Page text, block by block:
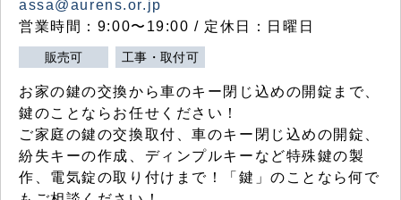
assa@aurens.or.jp
営業時間：9:00〜19:00 / 定休日：日曜日
販売可 工事・取付可
お家の鍵の交換から車のキー閉じ込めの開錠まで、
鍵のことならお任せください！
ご家庭の鍵の交換取付、車のキー閉じ込めの開錠、
紛失キーの作成、ディンプルキーなど特殊鍵の製
作、電気錠の取り付けまで！「鍵」のことなら何で